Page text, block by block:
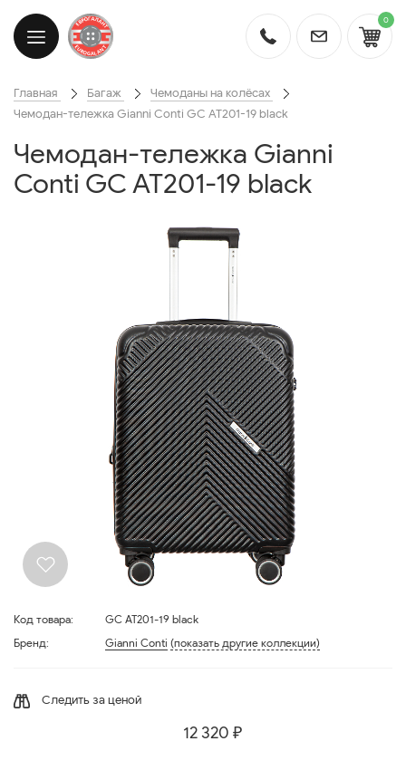
0
Главная Багаж
Чемоданы на колёсах
Чемодан-тележка Gianni Conti GC AT201-19 black
Чемодан-тележка Gianni
Conti GC AT201-19 black
Код товара:
GC AT201-19 black
Бренд:
Gianni Conti (показать другие коллекции)
Следить за ценой
12 320 ₽